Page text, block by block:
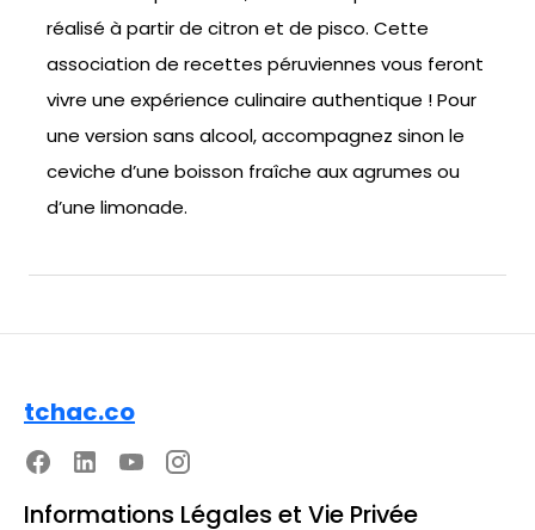
réalisé à partir de citron et de pisco. Cette
association de recettes péruviennes vous feront
vivre une expérience culinaire authentique ! Pour
une version sans alcool, accompagnez sinon le
ceviche d’une boisson fraîche aux agrumes ou
d’une limonade.
tchac.co
Informations Légales et Vie Privée